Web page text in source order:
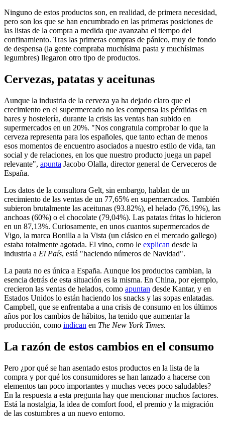
Ninguno de estos productos son, en realidad, de primera necesidad,
pero son los que se han encumbrado en las primeras posiciones de
las listas de la compra a medida que avanzaba el tiempo del
confinamiento. Tras las primeras compras de pánico, muy de fondo
de despensa (la gente compraba muchísima pasta y muchísimas
legumbres) llegaron otro tipo de productos.
Cervezas, patatas y aceitunas
Aunque la industria de la cerveza ya ha dejado claro que el
crecimiento en el supermercado no les compensa las pérdidas en
bares y hostelería, durante la crisis las ventas han subido en
supermercados en un 20%. "Nos congratula comprobar lo que la
cerveza representa para los españoles, que tanto echan de menos
esos momentos de encuentro asociados a nuestro estilo de vida, tan
social y de relaciones, en los que nuestro producto juega un papel
relevante", apunta Jacobo Olalla, director general de Cerveceros de
España.
Los datos de la consultora Gelt, sin embargo, hablan de un
crecimiento de las ventas de un 77,65% en supermercados. También
subieron brutalmente las aceitunas (93.82%), el helado (76,19%), las
anchoas (60%) o el chocolate (79,04%). Las patatas fritas lo hicieron
en un 87,13%. Curiosamente, en unos cuantos supermercados de
Vigo, la marca Bonilla a la Vista (un clásico en el mercado gallego)
estaba totalmente agotada. El vino, como le explican desde la
industria a El País, está "haciendo números de Navidad".
La pauta no es única a España. Aunque los productos cambian, la
esencia detrás de esta situación es la misma. En China, por ejemplo,
crecieron las ventas de helados, como apuntan desde Kantar, y en
Estados Unidos lo están haciendo los snacks y las sopas enlatadas.
Campbell, que se enfrentaba a una crisis de consumo en los últimos
años por los cambios de hábitos, ha tenido que aumentar la
producción, como indican en The New York Times.
La razón de estos cambios en el consumo
Pero ¿por qué se han asentado estos productos en la lista de la
compra y por qué los consumidores se han lanzado a hacerse con
elementos tan poco importantes y muchas veces poco saludables?
En la respuesta a esta pregunta hay que mencionar muchos factores.
Está la nostalgia, la idea de comfort food, el premio y la migración
de las costumbres a un nuevo entorno.